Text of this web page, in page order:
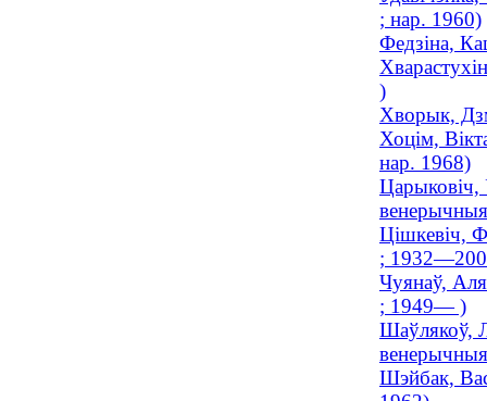
; нар. 1960)
Федзіна,
)
Хворык,
Хоцім,
нар. 1968)
Царыковіч,
Цішкевіч,
;
Чуянаў,
; 1949— )
Шаўлякоў,
Шэйбак,